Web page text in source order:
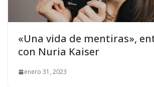
«Una vida de mentiras»,
con Nuria Kaiser
enero 31, 2023